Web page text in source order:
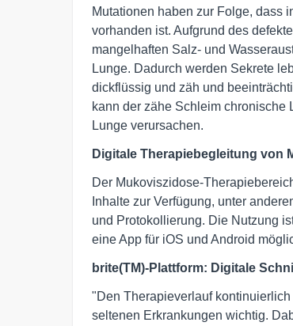
Mutationen haben zur Folge, dass
vorhanden ist. Aufgrund des
mangelhaften Salz- und
Lunge. Dadurch werden Sekrete
dickflüssig und zäh und
kann der zähe Schleim
Lunge verursachen.
Digitale Therapiebegleitung von
Der Mukoviszidose-
Inhalte zur Verfügung, unter
und Protokollierung. Die Nutzung
eine App für iOS und Android
brite(TM)-Plattform: Digitale
"Den Therapieverlauf
seltenen Erkrankungen wichtig.